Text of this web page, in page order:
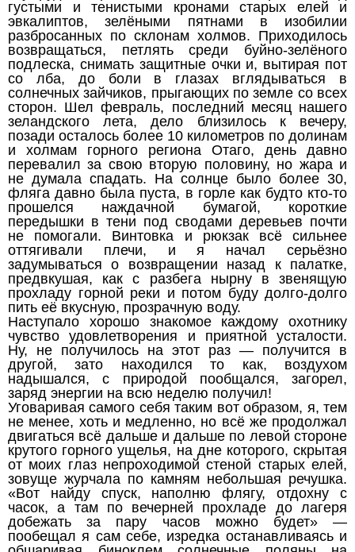
густыми и тенистыми кронами старых елей и
эвкалиптов, зелёными пятнами в изобилии
разбросанных по склонам холмов. Приходилось
возвращаться, петлять среди буйно-зелёного
подлеска, снимать защитные очки и, вытирая пот
со лба, до боли в глазах вглядываться в
солнечных зайчиков, прыгающих по земле со всех
сторон. Шел февраль, последний месяц нашего
зеландского лета, дело близилось к вечеру,
позади осталось более 10 километров по долинам
и холмам горного региона Отаго, день давно
перевалил за свою вторую половину, но жара и
не думала спадать. На солнце было более 30,
фляга давно была пуста, в горле как будто кто-то
прошелся наждачной бумагой, короткие
передышки в тени под сводами деревьев почти
не помогали. Винтовка и рюкзак всё сильнее
оттягивали плечи, и я начал серьёзно
задумываться о возвращении назад к палатке,
предвкушая, как с разбега нырну в звенящую
прохладу горной реки и потом буду долго-долго
пить её вкусную, прозрачную воду.
Наступало хорошо знакомое каждому охотнику
чувство удовлетворения и приятной усталости.
Ну, не получилось на этот раз — получится в
другой, зато находился то как, воздухом
надышался, с природой пообщался, загорел,
заряд энергии на всю неделю получил!
Уговаривая самого себя таким вот образом, я, тем
не менее, хоть и медленно, но всё же продолжал
двигаться всё дальше и дальше по левой стороне
крутого горного ущелья, на дне которого, скрытая
от моих глаз непроходимой стеной старых елей,
зовуще журчала по камням небольшая речушка.
«Вот найду спуск, наполню флягу, отдохну с
часок, а там по вечерней прохладе до лагеря
добежать за пару часов можно будет» —
пообещал я сам себе, изредка останавливаясь и